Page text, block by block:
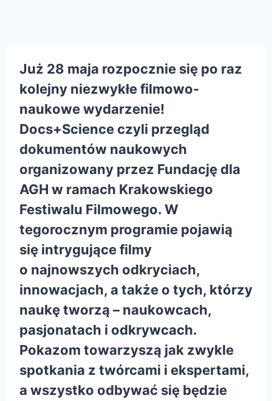
Już 28 maja rozpocznie się po raz
kolejny niezwykłe filmowo-
naukowe wydarzenie!
Docs+Science czyli przegląd
dokumentów naukowych
organizowany przez Fundację dla
AGH w ramach Krakowskiego
Festiwalu Filmowego. W
tegorocznym programie pojawią
się intrygujące filmy
o najnowszych odkryciach,
innowacjach, a także o tych, którzy
naukę tworzą – naukowcach,
pasjonatach i odkrywcach.
Pokazom towarzyszą jak zwykle
spotkania z twórcami i ekspertami,
a wszystko odbywać się będzie